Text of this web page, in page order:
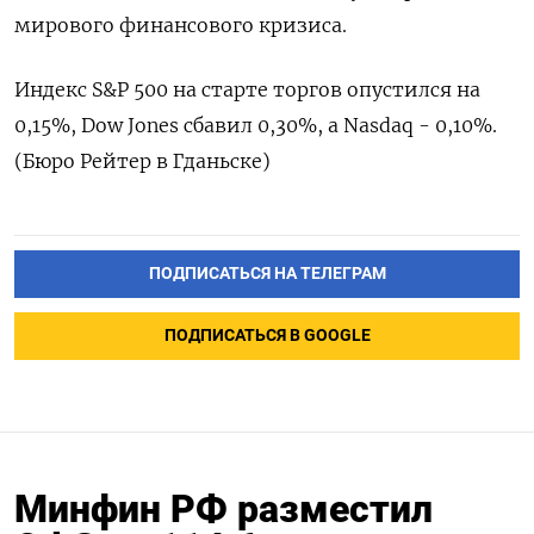
мирового финансового кризиса.
Индекс S&P 500 на старте торгов опустился на
0,15%, Dow Jones сбавил 0,30%, а Nasdaq - 0,10%.
(Бюро Рейтер в Гданьске)
ПОДПИСАТЬСЯ НА ТЕЛЕГРАМ
ПОДПИСАТЬСЯ В GOOGLE
Минфин РФ разместил